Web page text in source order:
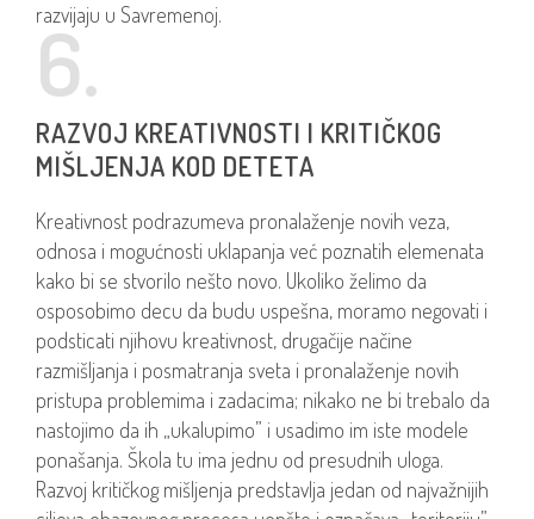
razvijaju u Savremenoj.
6.
RAZVOJ KREATIVNOSTI I KRITIČKOG
MIŠLJENJA KOD DETETA
Kreativnost podrazumeva pronalaženje novih veza,
odnosa i mogućnosti uklapanja već poznatih elemenata
kako bi se stvorilo nešto novo. Ukoliko želimo da
osposobimo decu da budu uspešna, moramo negovati i
podsticati njihovu kreativnost, drugačije načine
razmišljanja i posmatranja sveta i pronalaženje novih
pristupa problemima i zadacima; nikako ne bi trebalo da
nastojimo da ih „ukalupimo” i usadimo im iste modele
ponašanja. Škola tu ima jednu od presudnih uloga.
Razvoj kritičkog mišljenja predstavlja jedan od najvažnijih